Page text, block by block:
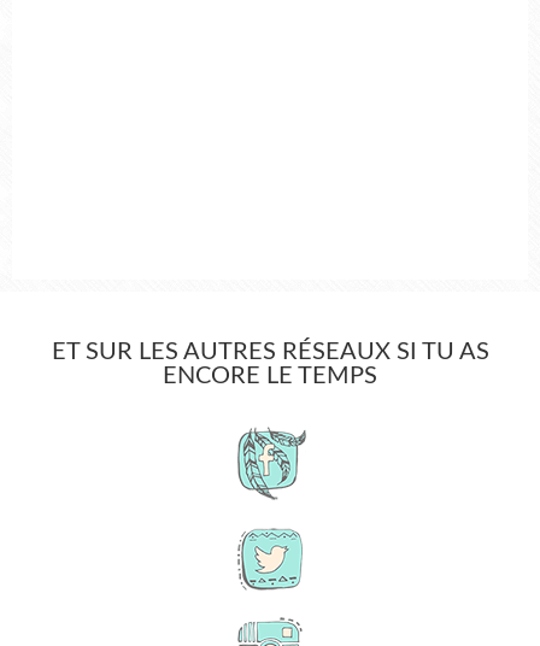
ET SUR LES AUTRES RÉSEAUX SI TU AS
ENCORE LE TEMPS